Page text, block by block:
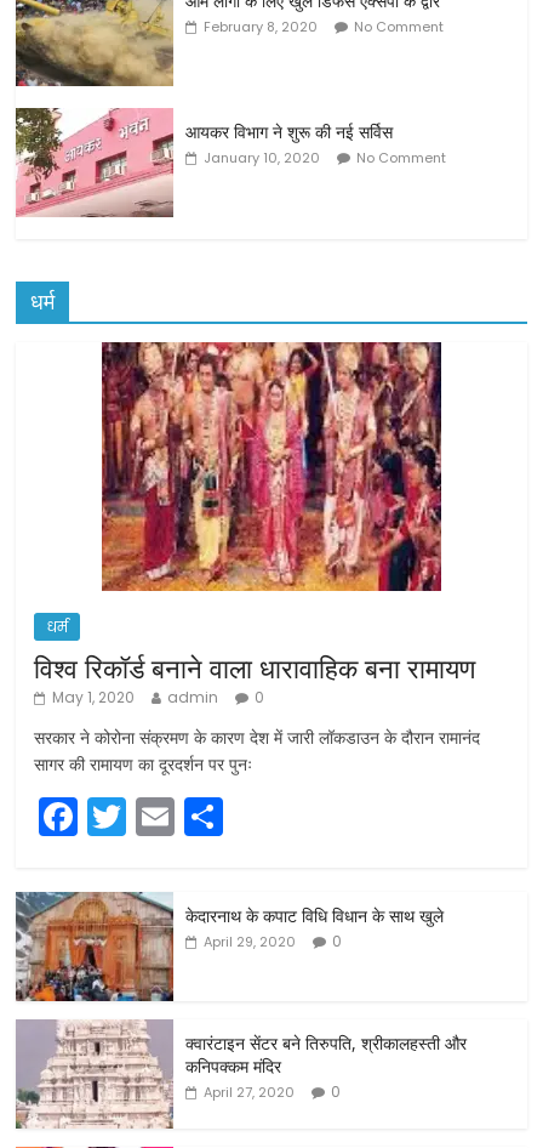
February 8, 2020 No Comment
आयकर विभाग ने शुरू की नई सर्विस
January 10, 2020 No Comment
धर्म
धर्म
विश्व रिकॉर्ड बनाने वाला धारावाहिक बना रामायण
May 1, 2020 admin 0
सरकार ने कोरोना संक्रमण के कारण देश में जारी लॉकडाउन के दौरान रामानंद
सागर की रामायण का दूरदर्शन पर पुनः
F
a
c
e
b
o
o
k
T
w
itt
er
E
m
ai ar
e
केदारनाथ के कपाट विधि विधान के साथ खुले
April 29, 2020 0
क्वारंटाइन सेंटर बने तिरुपति, श्रीकालहस्ती और
कनिपक्कम मंदिर
April 27, 2020 0